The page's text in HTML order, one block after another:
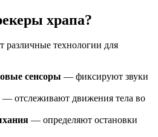
храпа?
различные технологии для
сенсоры — фиксируют звуки
— отслеживают движения тела во
— определяют остановки